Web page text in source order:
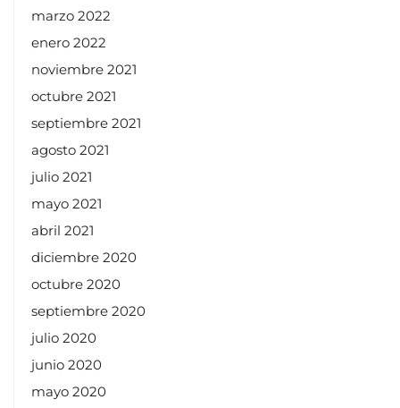
marzo 2022
enero 2022
noviembre 2021
octubre 2021
septiembre 2021
agosto 2021
julio 2021
mayo 2021
abril 2021
diciembre 2020
octubre 2020
septiembre 2020
julio 2020
junio 2020
mayo 2020